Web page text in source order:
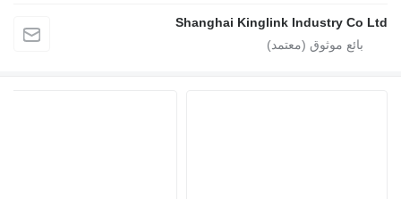
Shanghai Kinglink Industry Co Ltd